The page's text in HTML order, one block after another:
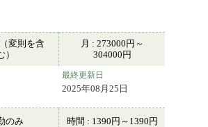
変則を含
）
月 : 273000円～
304000円
最終更新日
2025年08月25日
のみ 時間 : 1390円～1390円